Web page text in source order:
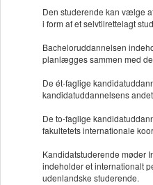
Den studerende kan vælge
i form af et selvtilrettelagt
Bacheloruddannelsen
planlægges sammen med
De ét-faglige
kandidatuddannelsens
De to-faglige
fakultetets internationale
Kandidatstuderende møder
indeholder et internationalt
udenlandske studerende.